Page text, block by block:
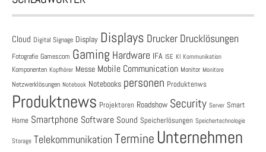
Cloud Digital Signage Display Displays Drucker Drucklösungen
Fotografie Gamescom Gaming Hardware IFA ISE KI Kommunikation
Komponenten Kopfhörer Messe Mobile Communication Monitor Monitore
Netzwerklösungen Notebook Notebooks personen Produktenws
Produktnews Projektoren Roadshow Security Server Smart
Home Smartphone Software Sound Speicherlösungen Speichertechnologie
Storage Telekommunikation Termine Unternehmen